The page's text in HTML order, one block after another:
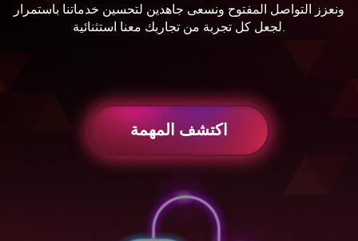
ونعزز التواصل المفتوح ونسعى جاهدين لتحسين خدماتنا باستمرار
لجعل كل تجربة من تجاربك معنا استثنائية
اكتشف المهمة